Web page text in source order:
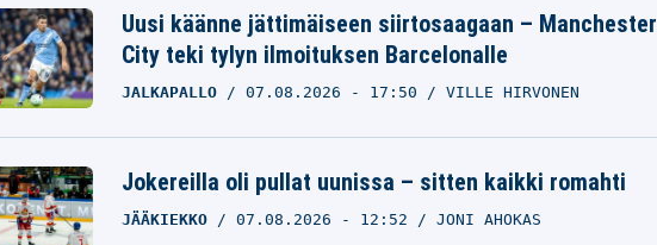
Uusi käänne jättimäiseen siirtosaagaan – Manchester
City teki tylyn ilmoituksen Barcelonalle
JALKAPALLO 07.08.2026 - 17:50 VILLE HIRVONEN
Jokereilla oli pullat uunissa – sitten kaikki romahti
JÄÄKIEKKO 07.08.2026 - 12:52 JONI AHOKAS